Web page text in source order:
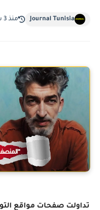
Journal Tunisia منذ 3 سنة